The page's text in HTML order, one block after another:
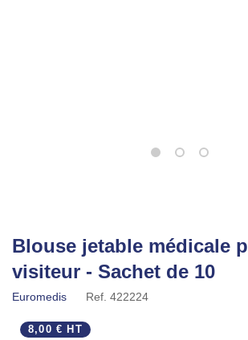
Blouse jetable médicale
visiteur - Sachet de 10
Euromedis Ref. 422224
8,00 € HT